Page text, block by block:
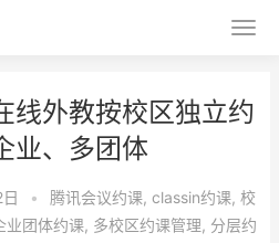
线外教按校区独立约
业、多团体
• 腾讯会议约课, classin约课, 校
业团体约课, 多校区约课管理, 分层约